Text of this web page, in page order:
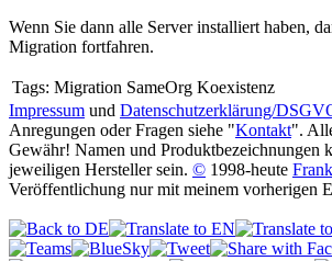
Wenn Sie dann alle Server installiert haben,
Migration fortfahren.
Tags: Migration SameOrg Koexistenz
Impressum und Datenschutzerklärung/
Anregungen oder Fragen siehe "Kontakt".
Gewähr! Namen und Produktbezeichnungen
jeweiligen Hersteller sein. © 1998-heute
Veröffentlichung nur mit meinem vorherigen